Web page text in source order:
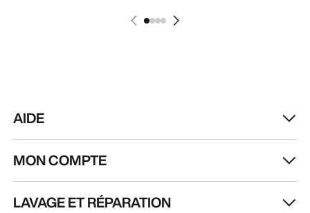
AIDE
MON COMPTE
LAVAGE ET RÉPARATION